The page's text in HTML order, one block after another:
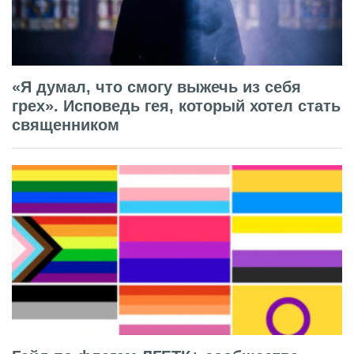
«Я думал, что смогу выжечь из себя
грех». Исповедь гея, который хотел стать
священником